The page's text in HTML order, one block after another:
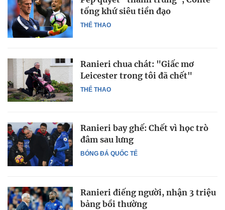
THỂ THAO
tống khứ siêu tiền đạo
THỂ THAO
Ranieri chua chát: "Giấc mơ
Leicester trong tôi đã chết"
BÓNG ĐÁ QUỐC TẾ
Ranieri bay ghế: Chết vì học trò
đâm sau lưng
Ranieri điếng người, nhận 3 triệu
bảng bồi thường